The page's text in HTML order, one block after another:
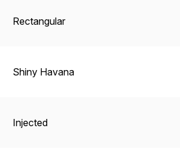
Rectangular
Shiny Havana
Injected